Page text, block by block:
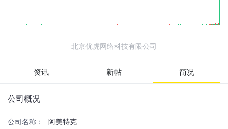
北京优虎网络科技有限公司
资讯 新帖 简况
公司概况
公司名称： 阿美特克